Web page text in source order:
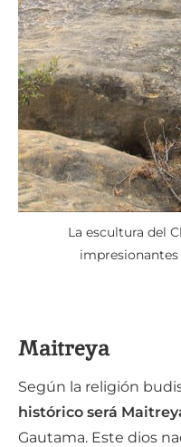
La escultura del
impresionantes
Maitreya
Según la religión
histórico será
Gautama. Este dios